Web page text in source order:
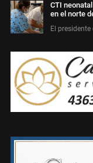
CTI
en el norte
El